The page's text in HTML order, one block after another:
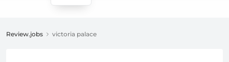
Review.jobs victoria palace